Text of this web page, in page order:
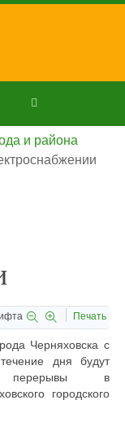
и района
Печать
Черняховска с
дня будут
перерывы в
городского